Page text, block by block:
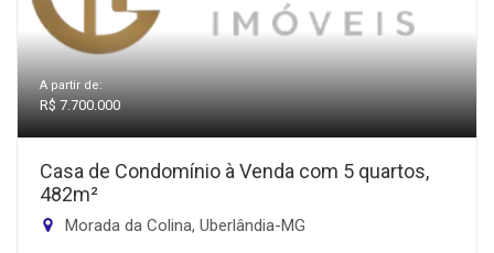
A partir de:
R$ 7.700.000
Casa de Condomínio à Venda com 5 quartos,
482m²
Morada da Colina, Uberlândia-MG